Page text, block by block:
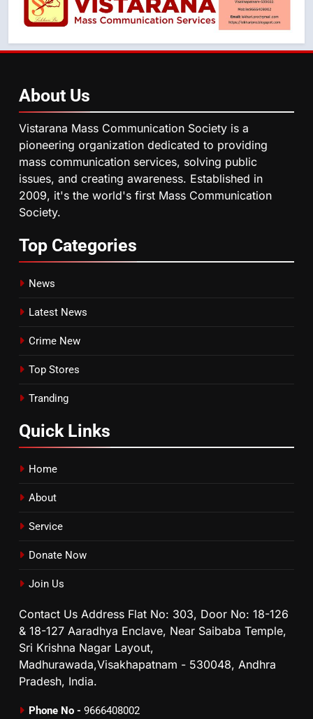
About Us
Vistarana Mass Communication Society is a
pioneering organization dedicated to providing
mass communication services, solving public
issues, and creating awareness. Established in
2009, it's the world's first Mass Communication
Society.
Top Categories
News
Latest News
Crime New
Top Stores
Tranding
Quick Links
Home
About
Service
Donate Now
Join Us
Contact Us Address Flat No: 303, Door No: 18-126
& 18-127 Aaradhya Enclave, Near Saibaba Temple,
Sri Krishna Nagar Layout,
Madhurawada,Visakhapatnam - 530048, Andhra
Pradesh, India.
Phone No - 9666408002